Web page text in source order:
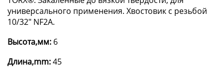
универсального применения. Хвостовик с резьбой
10/32" NF2A.
Высота,мм: 6
Длина,mm:45